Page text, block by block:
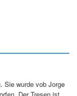
Sie wurde vob Jorge